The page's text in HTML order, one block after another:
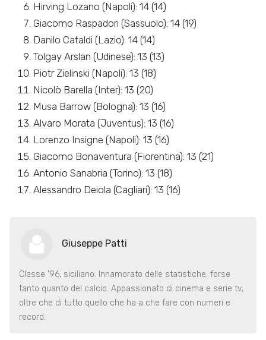
Hirving Lozano (Napoli): 14 (14)
Giacomo Raspadori (Sassuolo): 14 (19)
Danilo Cataldi (Lazio): 14 (14)
Tolgay Arslan (Udinese): 13 (13)
Piotr Zielinski (Napoli): 13 (18)
Nicolò Barella (Inter): 13 (20)
Musa Barrow (Bologna): 13 (16)
Alvaro Morata (Juventus): 13 (16)
Lorenzo Insigne (Napoli): 13 (16)
Giacomo Bonaventura (Fiorentina): 13 (21)
Antonio Sanabria (Torino): 13 (18)
Alessandro Deiola (Cagliari): 13 (16)
Giuseppe Patti
Classe '96, siciliano. Innamorato delle statistiche, forse
tanto quanto del calcio. Appassionato di cinema e serie tv,
oltre che di tutto quello che ha a che fare con numeri e
record.